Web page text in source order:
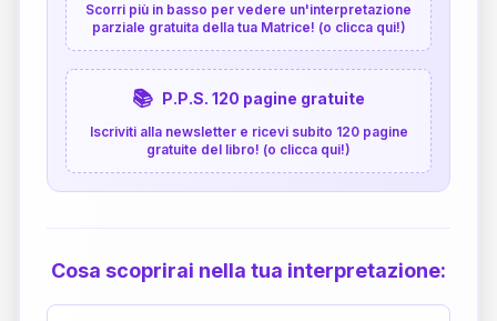
Scorri più in basso per vedere un'interpretazione
parziale gratuita della tua Matrice! (o clicca qui!)
📚 P.P.S. 120 pagine gratuite
Iscriviti alla newsletter e ricevi subito 120 pagine
gratuite del libro! (o clicca qui!)
Cosa scoprirai nella tua interpretazione: